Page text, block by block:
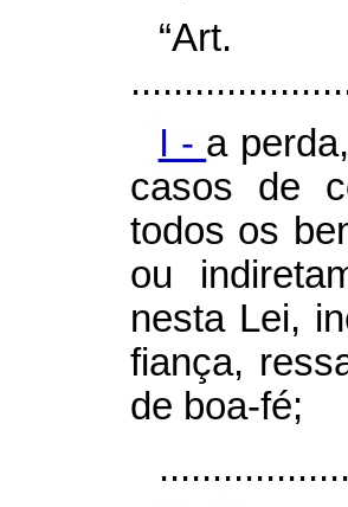
I - a
casos de
todos os
ou
nesta Lei,
fiança,
de boa-fé;